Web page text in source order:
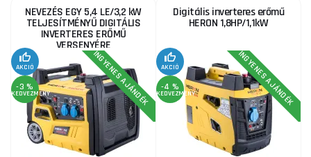
NEVEZÉS EGY 5,4 LE/3,2 kW
TELJESÍTMÉNYŰ DIGITÁLIS
INVERTERES ERŐMŰ
VERSENYÉRE
AKCIÓ
-3 %
KEDVEZMÉNY INGYENES AJÁNDÉK
Digitális inverteres erőmű
HERON 1,8HP/1,1kW
AKCIÓ
-4 %
KEDVEZMÉNY INGYENES AJÁNDÉK